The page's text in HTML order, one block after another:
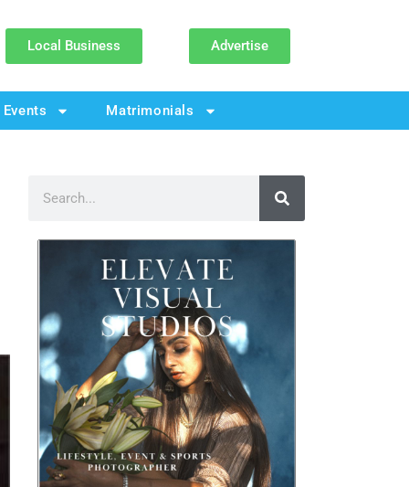
Local Business Advertise
Events Matrimonials